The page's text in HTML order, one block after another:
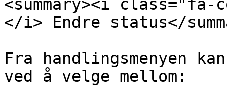
<summary><i class="fa-
</i> Endre status</
Fra handlingsmenyen
ved å velge mellom: